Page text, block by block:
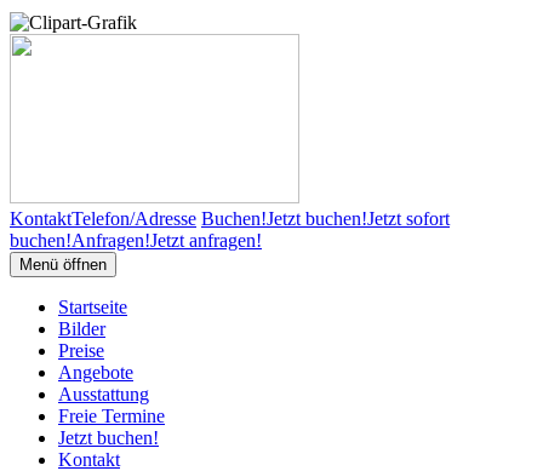
KontaktTelefon/Adresse Buchen!Jetzt buchen!Jetzt sofort
buchen!Anfragen!Jetzt anfragen!
Menü öffnen
Startseite
Bilder
Preise
Angebote
Ausstattung
Freie Termine
Jetzt buchen!
Kontakt